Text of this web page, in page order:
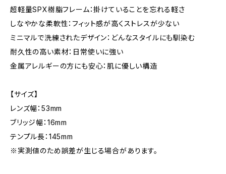
超軽量SPX樹脂フレーム：掛けていることを忘れる軽さ
しなやかな柔軟性：フィット感が高くストレスが少ない
ミニマルで洗練されたデザイン：どんなスタイルにも馴染む
耐久性の高い素材：日常使いに強い
金属アレルギーの方にも安心：肌に優しい構造
【サイズ】
レンズ幅：53mm
ブリッジ幅：16mm
テンプル長：145mm
※実測値のため誤差が生じる場合があります。